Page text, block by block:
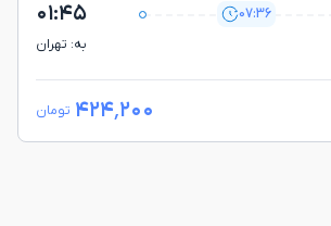
07:36 ۰۱:۴۵
به: تهران
۴۲۴٬۲۰۰ تومان